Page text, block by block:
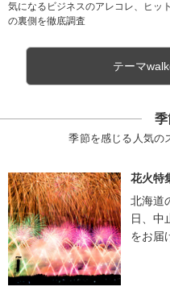
気になるビジネスのアレコレ、ヒット
の裏側を徹底調査
テーマ
季
季節を感じる人気の
花火特
北海道
日、中
をお届